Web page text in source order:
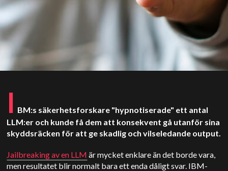
I BM:s säkerhetsforskare "hypnotiserade" ett antal
LLM:er och kunde få dem att konsekvent gå utanför sina
skyddsräcken för att ge skadlig och vilseledande output.
Jailbreaking av en LLM är mycket enklare än det borde vara,
men resultatet blir normalt bara ett enda dåligt svar. IBM-